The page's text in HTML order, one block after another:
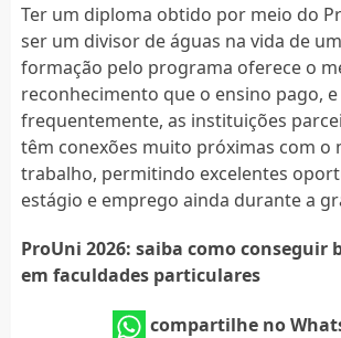
Ter um diploma obtido por meio do
ser um divisor de águas na vida de
formação pelo programa oferece o
reconhecimento que o ensino pago, e
frequentemente, as instituições
têm conexões muito próximas com o
trabalho, permitindo excelentes
estágio e emprego ainda durante a
ProUni 2026: saiba como conseguir
em faculdades particulares
compartilhe no